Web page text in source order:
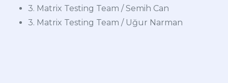
3. Matrix Testing Team / Semih Can
3. Matrix Testing Team / Uğur Narman